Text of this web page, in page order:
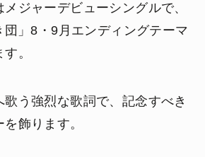
ジャーデビューシングルで、
」8・9月エンディングテーマ
。
う強烈な歌詞で、記念すべき
飾ります。